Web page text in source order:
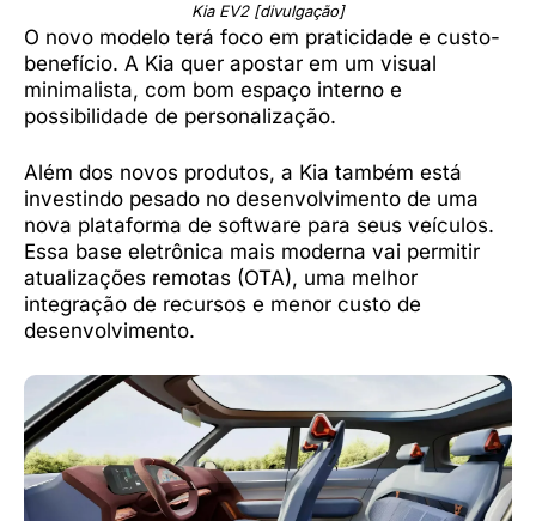
Kia EV2 [divulgação]
O novo modelo terá foco em praticidade e custo-
benefício. A Kia quer apostar em um visual
minimalista, com bom espaço interno e
possibilidade de personalização.
Além dos novos produtos, a Kia também está
investindo pesado no desenvolvimento de uma
nova plataforma de software para seus veículos.
Essa base eletrônica mais moderna vai permitir
atualizações remotas (OTA), uma melhor
integração de recursos e menor custo de
desenvolvimento.